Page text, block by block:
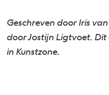
Geschreven door Iris
door Jostijn Ligtvoet. Dit
in Kunstzone.